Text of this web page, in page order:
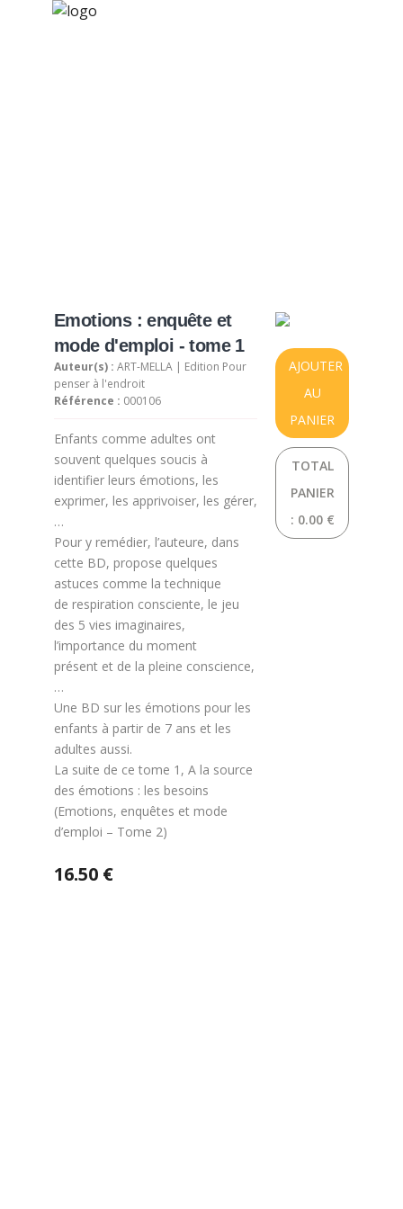
Emotions : enquête et
mode d'emploi - tome 1
Auteur(s) : ART-MELLA | Edition Pour
penser à l'endroit
Référence : 000106
Enfants comme adultes ont
souvent quelques soucis à
identifier leurs émotions, les
exprimer, les apprivoiser, les gérer,
…
Pour y remédier, l’auteure, dans
cette BD, propose quelques
astuces comme la technique
de respiration consciente, le jeu
des 5 vies imaginaires,
l’importance du moment
présent et de la pleine conscience,
…
Une BD sur les émotions pour les
enfants à partir de 7 ans et les
adultes aussi.
La suite de ce tome 1, A la source
des émotions : les besoins
(Emotions, enquêtes et mode
d’emploi – Tome 2)
16.50 €
AJOUTER
AU
PANIER
TOTAL
PANIER
: 0.00 €